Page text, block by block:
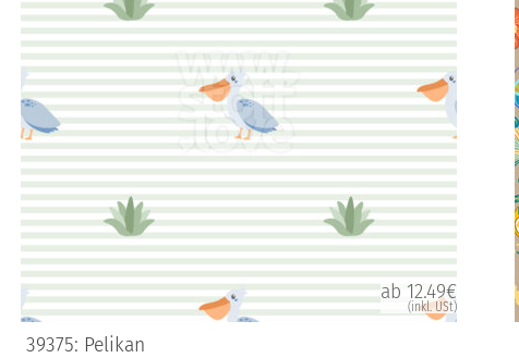
ab 12.49€
(inkl. USt)
39375: Pelikan